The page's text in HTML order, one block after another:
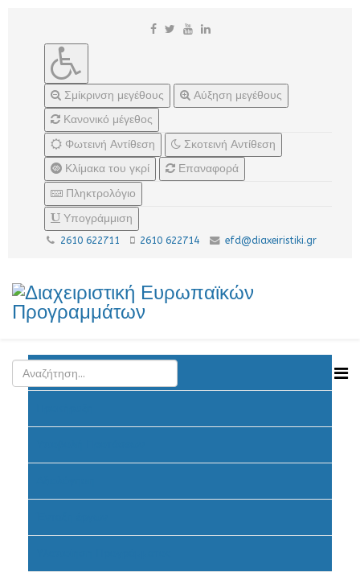
Σμίκρινση μεγέθους
Αύξηση μεγέθους
Κανονικό μέγεθος
Φωτεινή Αντίθεση
Σκοτεινή Αντίθεση
Κλίμακα του γκρί
Επαναφορά
Πληκτρολόγιο
Υπογράμμιση
2610 622711 2610 622714 efd@diaxeiristiki.gr
Ανακοινώσεις